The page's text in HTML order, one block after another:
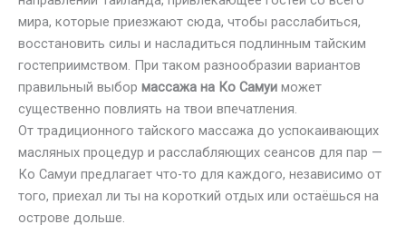
мира, которые приезжают сюда, чтобы расслабиться,
восстановить силы и насладиться подлинным тайским
гостеприимством. При таком разнообразии вариантов
правильный выбор массажа на Ко Самуи может
существенно повлиять на твои впечатления.
От традиционного тайского массажа до успокаивающих
масляных процедур и расслабляющих сеансов для пар —
Ко Самуи предлагает что-то для каждого, независимо от
того, приехал ли ты на короткий отдых или остаёшься на
острове дольше.